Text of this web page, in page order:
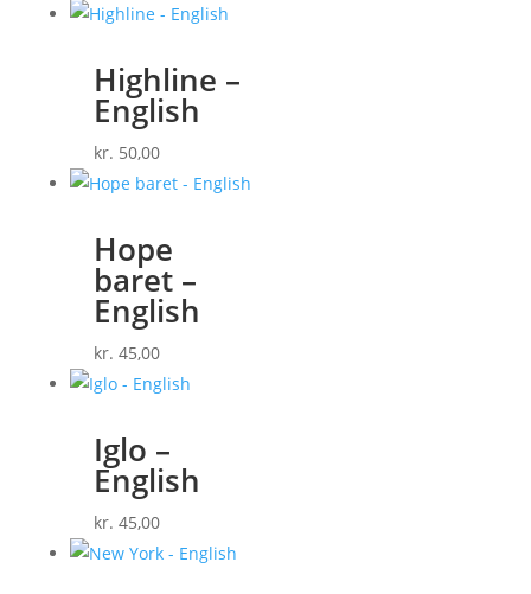
Highline –
English
kr. 50,00
Hope
baret –
English
kr. 45,00
Iglo –
English
kr. 45,00